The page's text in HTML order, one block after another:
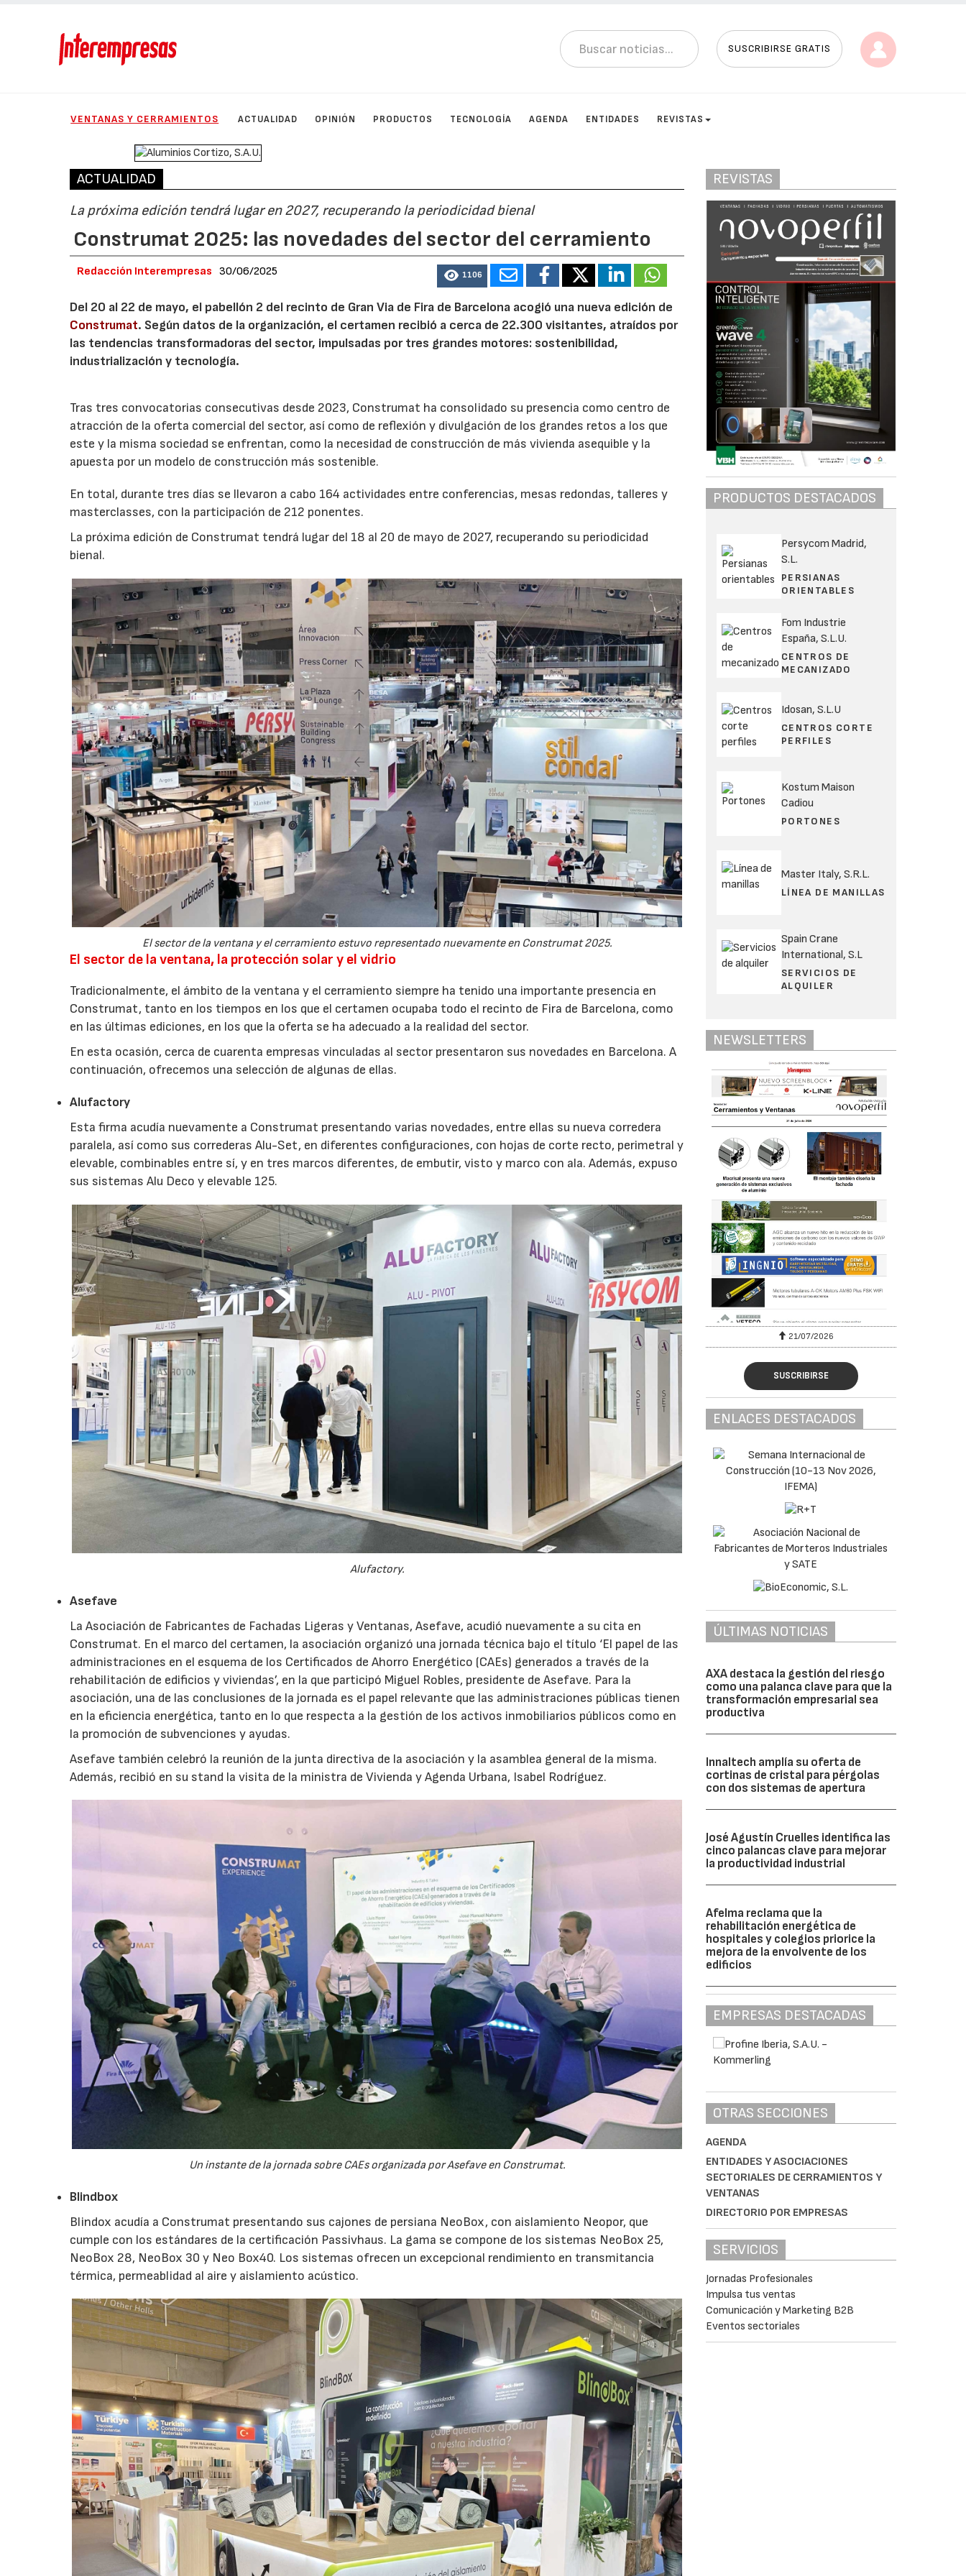
SUSCRIBIRSE GRATIS
VENTANAS Y CERRAMIENTOS ACTUALIDAD OPINIÓN PRODUCTOS TECNOLOGÍA AGENDA ENTIDADES REVISTAS
ACTUALIDAD
La próxima edición tendrá lugar en 2027, recuperando la periodicidad bienal
Construmat 2025: las novedades del sector del cerramiento
Redacción Interempresas 30/06/2025 1106
Del 20 al 22 de mayo, el pabellón 2 del recinto de Gran Via de Fira de Barcelona acogió una nueva edición de
Construmat. Según datos de la organización, el certamen recibió a cerca de 22.300 visitantes, atraídos por
las tendencias transformadoras del sector, impulsadas por tres grandes motores: sostenibilidad,
industrialización y tecnología.
Tras tres convocatorias consecutivas desde 2023, Construmat ha consolidado su presencia como centro de
atracción de la oferta comercial del sector, así como de reflexión y divulgación de los grandes retos a los que
este y la misma sociedad se enfrentan, como la necesidad de construcción de más vivienda asequible y la
apuesta por un modelo de construcción más sostenible.
En total, durante tres días se llevaron a cabo 164 actividades entre conferencias, mesas redondas, talleres y
masterclasses, con la participación de 212 ponentes.
La próxima edición de Construmat tendrá lugar del 18 al 20 de mayo de 2027, recuperando su periodicidad
bienal.
El sector de la ventana y el cerramiento estuvo representado nuevamente en Construmat 2025.
El sector de la ventana, la protección solar y el vidrio
Tradicionalmente, el ámbito de la ventana y el cerramiento siempre ha tenido una importante presencia en
Construmat, tanto en los tiempos en los que el certamen ocupaba todo el recinto de Fira de Barcelona, como
en las últimas ediciones, en los que la oferta se ha adecuado a la realidad del sector.
En esta ocasión, cerca de cuarenta empresas vinculadas al sector presentaron sus novedades en Barcelona. A
continuación, ofrecemos una selección de algunas de ellas.
Alufactory
Esta firma acudía nuevamente a Construmat presentando varias novedades, entre ellas su nueva corredera
paralela, así como sus correderas Alu-Set, en diferentes configuraciones, con hojas de corte recto, perimetral y
elevable, combinables entre sí, y en tres marcos diferentes, de embutir, visto y marco con ala. Además, expuso
sus sistemas Alu Deco y elevable 125.
Alufactory.
Asefave
La Asociación de Fabricantes de Fachadas Ligeras y Ventanas, Asefave, acudió nuevamente a su cita en
Construmat. En el marco del certamen, la asociación organizó una jornada técnica bajo el título ‘El papel de las
administraciones en el esquema de los Certificados de Ahorro Energético (CAEs) generados a través de la
rehabilitación de edificios y viviendas’, en la que participó Miguel Robles, presidente de Asefave. Para la
asociación, una de las conclusiones de la jornada es el papel relevante que las administraciones públicas tienen
en la eficiencia energética, tanto en lo que respecta a la gestión de los activos inmobiliarios públicos como en
la promoción de subvenciones y ayudas.
Asefave también celebró la reunión de la junta directiva de la asociación y la asamblea general de la misma.
Además, recibió en su stand la visita de la ministra de Vivienda y Agenda Urbana, Isabel Rodríguez.
Un instante de la jornada sobre CAEs organizada por Asefave en Construmat.
Blindbox
Blindox acudía a Construmat presentando sus cajones de persiana NeoBox, con aislamiento Neopor, que
cumple con los estándares de la certificación Passivhaus. La gama se compone de los sistemas NeoBox 25,
NeoBox 28, NeoBox 30 y Neo Box40. Los sistemas ofrecen un excepcional rendimiento en transmitancia
térmica, permeablidad al aire y aislamiento acústico.
REVISTAS
PRODUCTOS DESTACADOS
Persycom Madrid,
S.L.
PERSIANAS
ORIENTABLES
Fom Industrie
España, S.L.U.
CENTROS DE
MECANIZADO
Idosan, S.L.U
CENTROS CORTE
PERFILES
Kostum Maison
Cadiou
PORTONES
Master Italy, S.R.L.
LÍNEA DE MANILLAS
Spain Crane
International, S.L
SERVICIOS DE
ALQUILER
NEWSLETTERS
21/07/2026 28/07/2026 21/07/2026
SUSCRIBIRSE
ENLACES DESTACADOS
ÚLTIMAS NOTICIAS
AXA destaca la gestión del riesgo
como una palanca clave para que la
transformación empresarial sea
productiva
Innaltech amplía su oferta de
cortinas de cristal para pérgolas
con dos sistemas de apertura
José Agustín Cruelles identifica las
cinco palancas clave para mejorar
la productividad industrial
Afelma reclama que la
rehabilitación energética de
hospitales y colegios priorice la
mejora de la envolvente de los
edificios
EMPRESAS DESTACADAS
OTRAS SECCIONES
AGENDA
ENTIDADES Y ASOCIACIONES
SECTORIALES DE CERRAMIENTOS Y
VENTANAS
DIRECTORIO POR EMPRESAS
SERVICIOS
Jornadas Profesionales
Impulsa tus ventas
Comunicación y Marketing B2B
Eventos sectoriales